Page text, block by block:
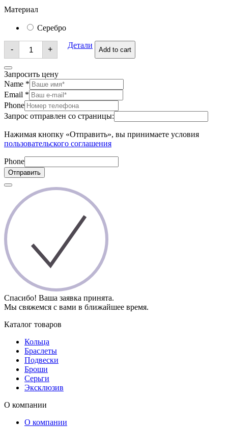
Материал
Серебро
-
Брошь
quantity
+ Детали
Add to cart
Запросить цену
Name *
Email *
Phone
Запрос отправлен со страницы:
Нажимая кнопку «Отправить», вы принимаете условия
пользовательского соглашения
Phone
Отправить
Спасибо! Ваша заявка принята.
Мы свяжемся с вами в ближайшее время.
Каталог товаров
Кольца
Браслеты
Подвески
Броши
Серьги
Эксклюзив
О компании
О компании